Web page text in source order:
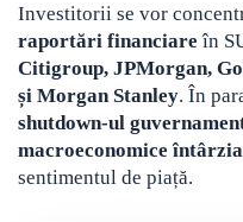
Investitorii se vor
raportări financiare în
Citigroup, JPMorgan,
și Morgan Stanley. În
shutdown-ul
macroeconomice
sentimentul de piață.